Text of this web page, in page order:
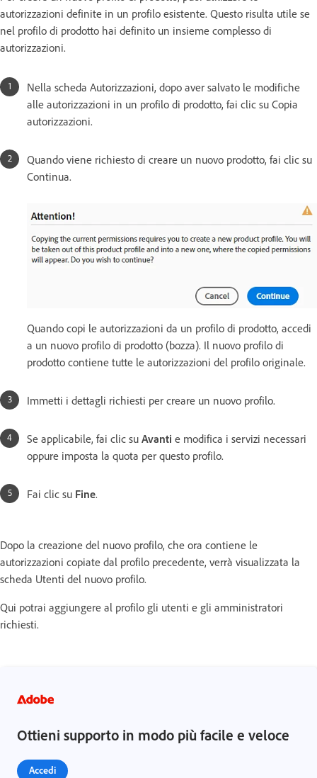
autorizzazioni definite in un profilo esistente. Questo risulta utile se
nel profilo di prodotto hai definito un insieme complesso di
autorizzazioni.
Nella scheda Autorizzazioni, dopo aver salvato le modifiche
alle autorizzazioni in un profilo di prodotto, fai clic su Copia
autorizzazioni.
Quando viene richiesto di creare un nuovo prodotto, fai clic su
Continua.
Quando copi le autorizzazioni da un profilo di prodotto, accedi
a un nuovo profilo di prodotto (bozza). Il nuovo profilo di
prodotto contiene tutte le autorizzazioni del profilo originale.
Immetti i dettagli richiesti per creare un nuovo profilo.
Se applicabile, fai clic su Avanti e modifica i servizi necessari
oppure imposta la quota per questo profilo.
Fai clic su Fine.
Dopo la creazione del nuovo profilo, che ora contiene le
autorizzazioni copiate dal profilo precedente, verrà visualizzata la
scheda Utenti del nuovo profilo.
Qui potrai aggiungere al profilo gli utenti e gli amministratori
richiesti.
Ottieni supporto in modo più facile e veloce
Accedi